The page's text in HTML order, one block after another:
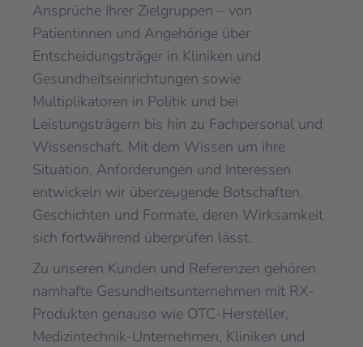
Ansprüche Ihrer Zielgruppen – von
Patientinnen und Angehörige über
Entscheidungsträger in Kliniken und
Gesundheitseinrichtungen sowie
Multiplikatoren in Politik und bei
Leistungsträgern bis hin zu Fachpersonal und
Wissenschaft. Mit dem Wissen um ihre
Situation, Anforderungen und Interessen
entwickeln wir überzeugende Botschaften,
Geschichten und Formate, deren Wirksamkeit
sich fortwährend überprüfen lässt.
Zu unseren Kunden und Referenzen gehören
namhafte Gesundheitsunternehmen mit RX-
Produkten genauso wie OTC-Hersteller,
Medizintechnik-Unternehmen, Kliniken und